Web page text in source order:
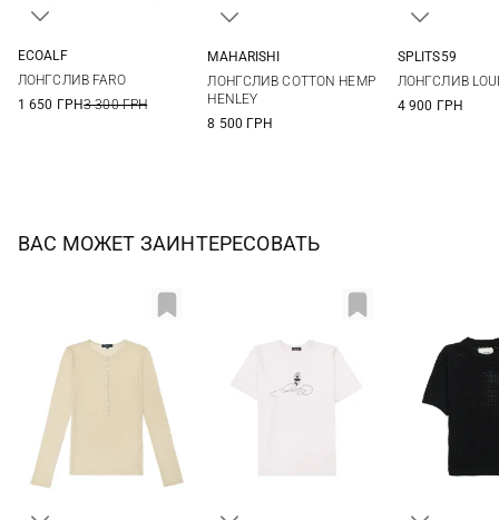
ECOALF
ЛОНГСЛИВ FARO
1 650 ГРН3 300 ГРН
MAHARISHI
ЛОНГСЛИВ COTTON HEMP
HENLEY
8 500 ГРН
SPLITS59
ЛОНГСЛИВ
4 900 ГРН
ВАС МОЖЕТ ЗАИНТЕРЕСОВАТЬ